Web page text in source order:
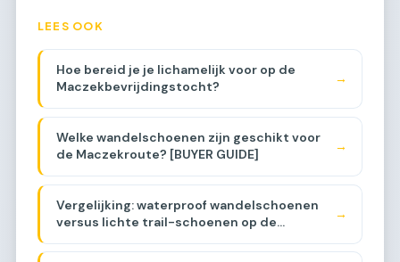
LEES OOK
Hoe bereid je je lichamelijk voor op de
Maczekbevrijdingstocht?
→
Welke wandelschoenen zijn geschikt voor
de Maczekroute? [BUYER GUIDE]
→
Vergelijking: waterproof wandelschoenen
versus lichte trail-schoenen op de
→